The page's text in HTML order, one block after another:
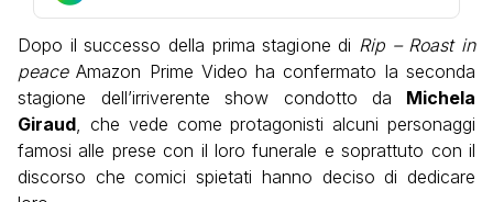
Dopo il successo della prima stagione di Rip – Roast in
peaceAmazon Prime Video ha confermato la seconda
stagione dell’irriverente show condotto da Michela
Giraud, che vede come protagonisti alcuni personaggi
famosi alle prese con il loro funerale e soprattuto con il
discorso che comici spietati hanno deciso di dedicare